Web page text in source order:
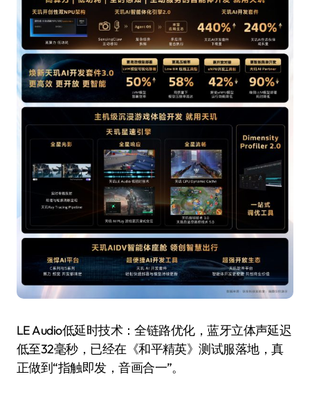
LE Audio低延时技术：全链路优化，蓝牙立体声延迟
低至32毫秒，已经在《和平精英》测试服落地，真
正做到“指触即发，音画合一”。